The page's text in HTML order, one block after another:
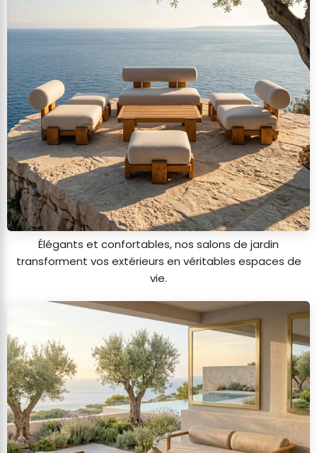
Élégants et confortables, nos salons de jardin
transforment vos extérieurs en véritables espaces de
vie.